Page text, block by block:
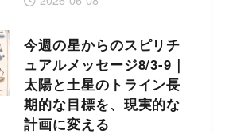
今週の星からのスピリチ
ュアルメッセージ8/3-9｜
太陽と土星のトライン長
期的な目標を、現実的な
計画に変える